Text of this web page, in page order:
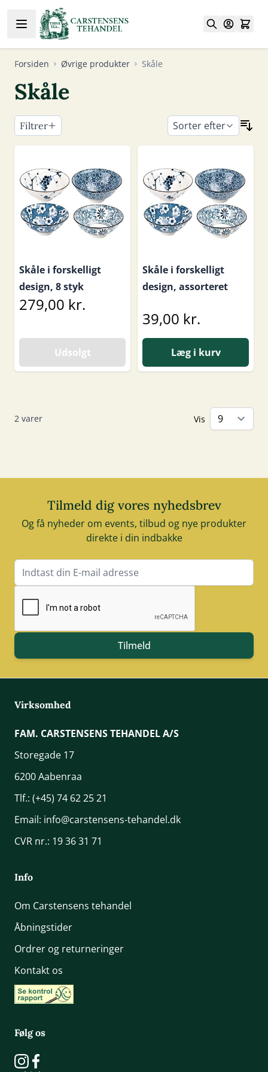
Skip to Content
Forsiden Øvrige produkter Skåle
Skåle
Filtrer Sorter efter
Skåle i forskelligt
design, 8 styk
279,00 kr.
Udsolgt
Skåle i forskelligt
design, assorteret
39,00 kr.
Læg i kurv
2 varer Vis
Tilmeld dig vores nyhedsbrev
Og få nyheder om events, tilbud og nye produkter
direkte i din indbakke
E-mail adresse
Tilmeld
Virksomhed
FAM. CARSTENSENS TEHANDEL A/S
Storegade 17
6200 Aabenraa
Tlf.: (+45) 74 62 25 21
Email: info@carstensens-tehandel.dk
CVR nr.: 19 36 31 71
Info
Om Carstensens tehandel
Åbningstider
Ordrer og returneringer
Kontakt os
Følg os